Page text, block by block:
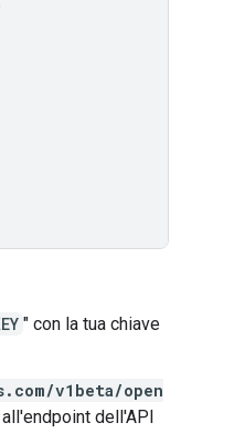
" con la tua chiave
v1beta/open
dell'API